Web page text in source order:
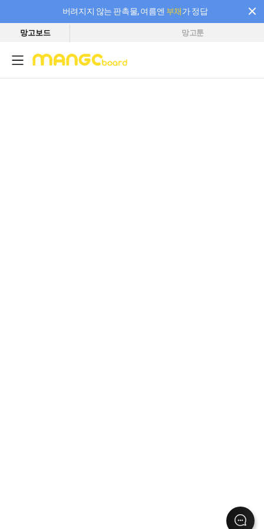
버려지지 않는 판촉물, 여름엔 부채가 정답
필요한 만큼 충전하고 끊김 없이 작업하세요! 새로워진 AI 부스터 요금제
망고보드 망고툰